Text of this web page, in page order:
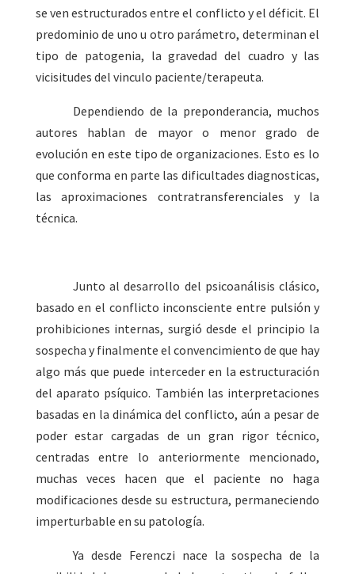
se ven estructurados entre el conflicto y el déficit. El
predominio de uno u otro parámetro, determinan el
tipo de patogenia, la gravedad del cuadro y las
vicisitudes del vinculo paciente/terapeuta.
Dependiendo de la preponderancia, muchos
autores hablan de mayor o menor grado de
evolución en este tipo de organizaciones. Esto es lo
que conforma en parte las dificultades diagnosticas,
las aproximaciones contratransferenciales y la
técnica.
Junto al desarrollo del psicoanálisis clásico,
basado en el conflicto inconsciente entre pulsión y
prohibiciones internas, surgió desde el principio la
sospecha y finalmente el convencimiento de que hay
algo más que puede interceder en la estructuración
del aparato psíquico. También las interpretaciones
basadas en la dinámica del conflicto, aún a pesar de
poder estar cargadas de un gran rigor técnico,
centradas entre lo anteriormente mencionado,
muchas veces hacen que el paciente no haga
modificaciones desde su estructura, permaneciendo
imperturbable en su patología.
Ya desde Ferenczi nace la sospecha de la